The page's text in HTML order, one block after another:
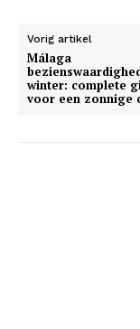
Vorig artikel
Málaga
winter: complete
voor een zonnige